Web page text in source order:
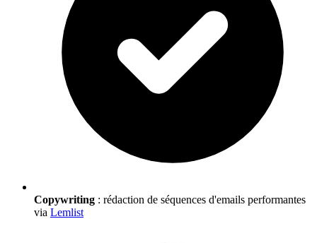
Copywriting : rédaction de séquences d'emails performantes
via Lemlist